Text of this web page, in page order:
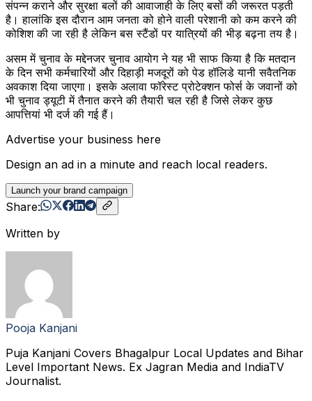
संपन्न कराने और सुरक्षा बलों की आवाजाही के लिए बसों की जरूरत पड़ती
है। हालांकि इस दौरान आम जनता को होने वाली परेशानी को कम करने की
कोशिश की जा रही है लेकिन बस स्टैंडों पर यात्रियों की भीड़ बढ़ना तय है।
असम में चुनाव के मद्देनजर चुनाव आयोग ने यह भी साफ किया है कि मतदान
के दिन सभी कर्मचारियों और दिहाड़ी मजदूरों को पेड हॉलिडे यानी सवैतनिक
अवकाश दिया जाएगा। इसके अलावा फॉरेस्ट प्रोटेक्शन फोर्स के जवानों को
भी चुनाव ड्यूटी में तैनात करने की तैयारी चल रही है जिसे लेकर कुछ
आपत्तियां भी दर्ज की गई हैं।
Advertise your business here
Design an ad in a minute and reach local readers.
Launch your brand campaign
Share:
Written by
Pooja Kanjani
Puja Kanjani Covers Bhagalpur Local Updates and Bihar
Level Important News. Ex Jagran Media and IndiaTV
Journalist.